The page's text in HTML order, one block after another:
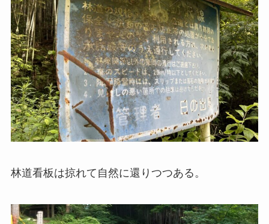
林道看板は掠れて自然に還りつつある。